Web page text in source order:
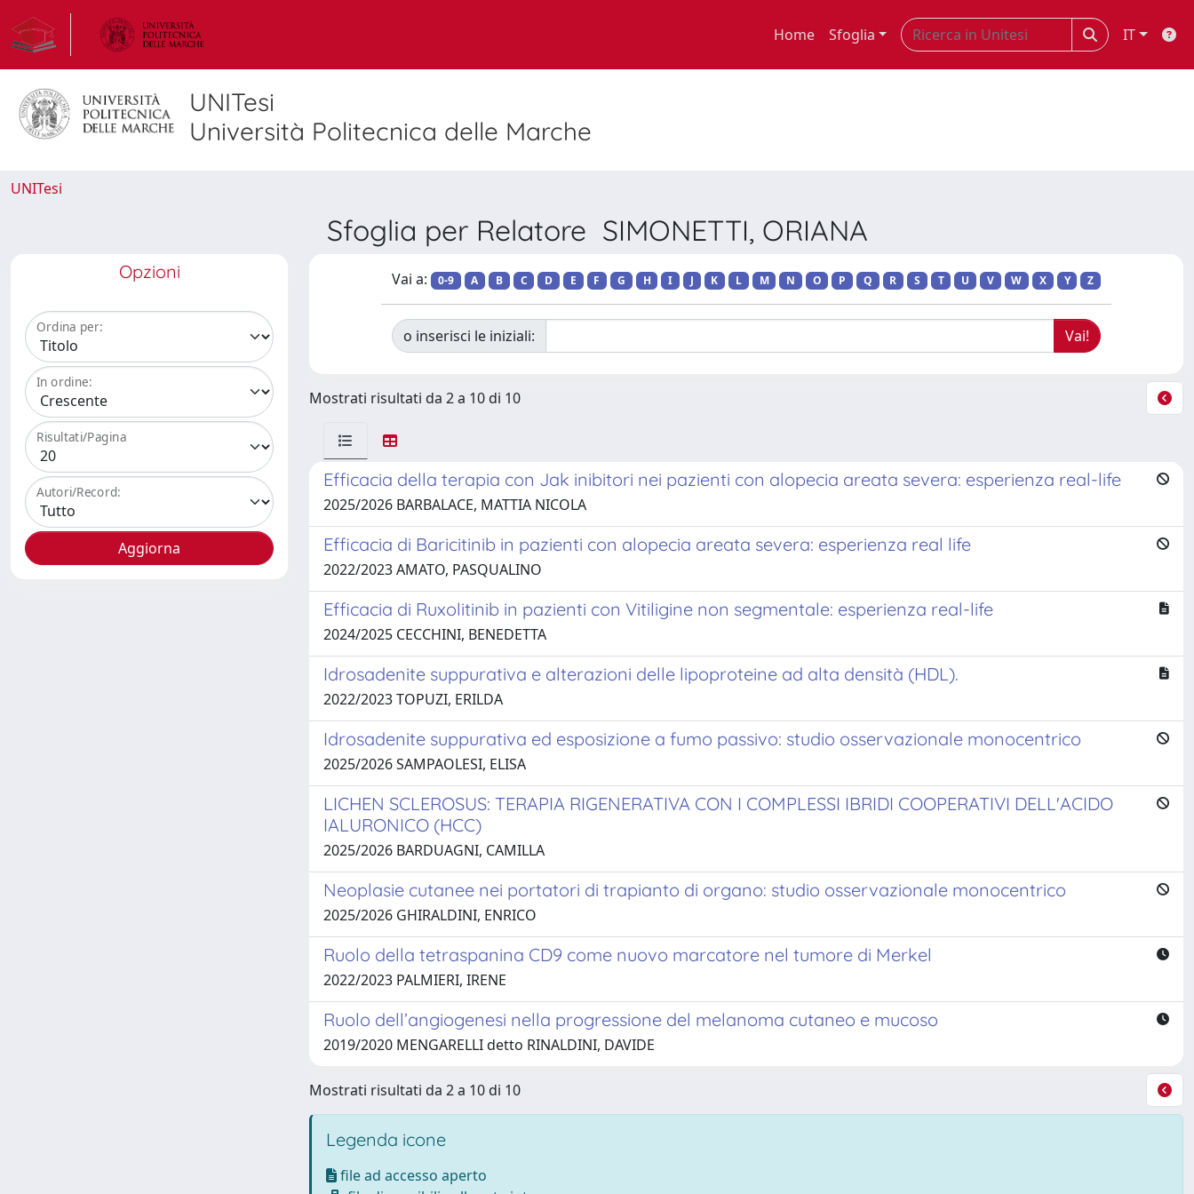
Home Sfoglia IT
UNITesi
Università Politecnica delle Marche
UNITesi
Sfoglia per Relatore SIMONETTI, ORIANA
Opzioni
Ordina per:
In ordine:
Risultati/Pagina
Autori/Record:
Vai a: 0-9 A B C D E F G H I J K L M N O P Q R S T U V W X Y Z
o inserisci le iniziali:
Mostrati risultati da 2 a 10 di 10
Efficacia della terapia con Jak inibitori nei pazienti con alopecia areata severa: esperienza real-life
2025/2026 BARBALACE, MATTIA NICOLA
Efficacia di Baricitinib in pazienti con alopecia areata severa: esperienza real life
2022/2023 AMATO, PASQUALINO
Efficacia di Ruxolitinib in pazienti con Vitiligine non segmentale: esperienza real-life
2024/2025 CECCHINI, BENEDETTA
Idrosadenite suppurativa e alterazioni delle lipoproteine ad alta densità (HDL).
2022/2023 TOPUZI, ERILDA
Idrosadenite suppurativa ed esposizione a fumo passivo: studio osservazionale monocentrico
2025/2026 SAMPAOLESI, ELISA
LICHEN SCLEROSUS: TERAPIA RIGENERATIVA CON I COMPLESSI IBRIDI COOPERATIVI DELL'ACIDO
IALURONICO (HCC)
2025/2026 BARDUAGNI, CAMILLA
Neoplasie cutanee nei portatori di trapianto di organo: studio osservazionale monocentrico
2025/2026 GHIRALDINI, ENRICO
Ruolo della tetraspanina CD9 come nuovo marcatore nel tumore di Merkel
2022/2023 PALMIERI, IRENE
Ruolo dell’angiogenesi nella progressione del melanoma cutaneo e mucoso
2019/2020 MENGARELLI detto RINALDINI, DAVIDE
Mostrati risultati da 2 a 10 di 10
Legenda icone
file ad accesso aperto